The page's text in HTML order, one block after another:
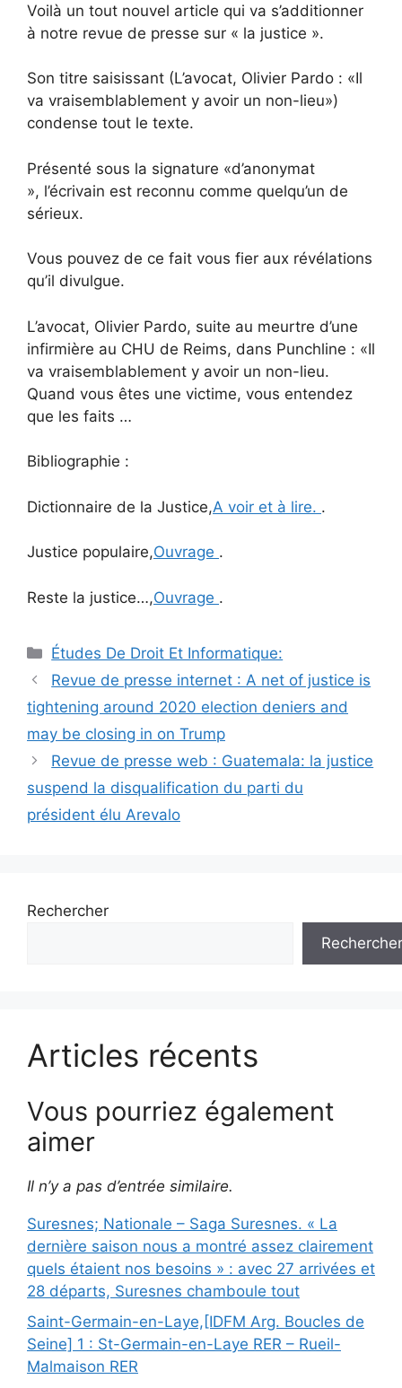
Voilà un tout nouvel article qui va s’additionner
à notre revue de presse sur « la justice ».
Son titre saisissant (L’avocat, Olivier Pardo : «Il
va vraisemblablement y avoir un non-lieu»)
condense tout le texte.
Présenté sous la signature «d’anonymat
», l’écrivain est reconnu comme quelqu’un de
sérieux.
Vous pouvez de ce fait vous fier aux révélations
qu’il divulgue.
L’avocat, Olivier Pardo, suite au meurtre d’une
infirmière au CHU de Reims, dans Punchline : «Il
va vraisemblablement y avoir un non-lieu.
Quand vous êtes une victime, vous entendez
que les faits …
Bibliographie :
Dictionnaire de la Justice,A voir et à lire. .
Justice populaire,Ouvrage .
Reste la justice…,Ouvrage .
Catégories
Études De Droit Et Informatique:
Navigation
des
articles
Revue de presse internet : A net of justice is
tightening around 2020 election deniers and
may be closing in on Trump
Revue de presse web : Guatemala: la justice
suspend la disqualification du parti du
président élu Arevalo
Rechercher
Rechercher
Articles récents
Vous pourriez également
aimer
Il n’y a pas d’entrée similaire.
Suresnes; Nationale – Saga Suresnes. « La
dernière saison nous a montré assez clairement
quels étaient nos besoins » : avec 27 arrivées et
28 départs, Suresnes chamboule tout
Saint-Germain-en-Laye,[IDFM Arg. Boucles de
Seine] 1 : St-Germain-en-Laye RER – Rueil-
Malmaison RER